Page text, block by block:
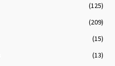
(125)
(209)
(15)
(13)